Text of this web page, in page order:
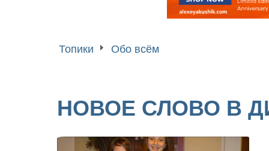
Топики Обо всём
НОВОЕ СЛОВО В